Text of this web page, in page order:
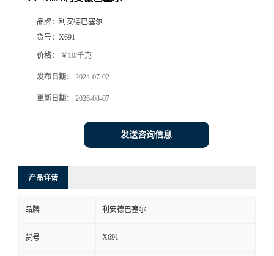
品牌： 利安德巴塞尔
货号： X691
价格： ￥10/千克
发布日期： 2024-07-02
更新日期： 2026-08-07
发送咨询信息
产品详请
品牌 利安德巴塞尔
货号 X691